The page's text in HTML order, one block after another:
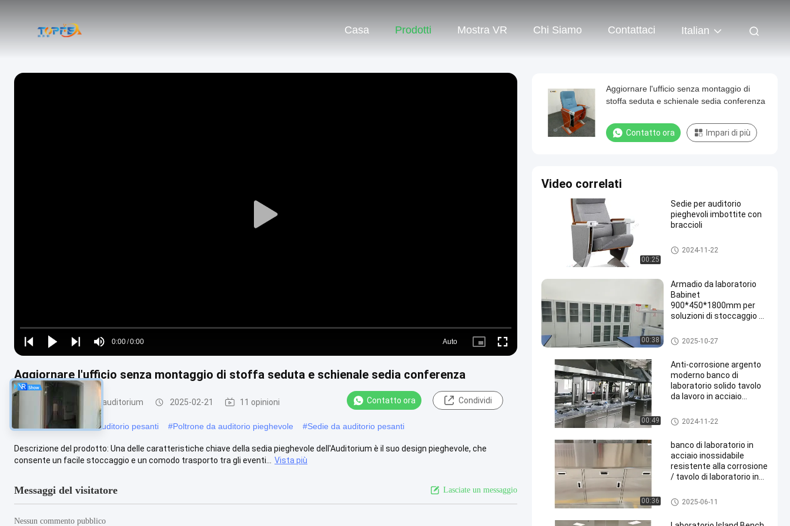
Casa Prodotti Mostra VR Chi Siamo Contattaci Italian
Play
Play
Play
Play
Mute
Time
0:00/0:00
Loaded:
0%
Auto
Picture- Fullscreen
Aggiornare l'ufficio senza montaggio di stoffa seduta e schienale sedia conferenza
Sedie pieghevoli per auditorium 2025-02-21 11 opinioni Contatto ora Condividi
Sedie pieghevoli per auditorio pesanti #Poltrone da auditorio pieghevole #Sedie da auditorio pesanti
Descrizione del prodotto: Una delle caratteristiche chiave della sedia pieghevole dell'Auditorium è il suo design pieghevole, che
consente un facile stoccaggio e un comodo trasporto tra gli eventi...
Vista più
Messaggi del visitatore Lasciate un messaggio
Nessun commento pubblico
Aggiornare l'ufficio senza montaggio di
stoffa seduta e schienale sedia conferenza
Contatto ora Impari di più
Video correlati
00:25
Sedie per auditorio
pieghevoli imbottite con
braccioli
Sedie pieghevoli per auditoriu
m
2024-11-22
00:38
Armadio da laboratorio
Babinet
900*450*1800mm per
soluzioni di stoccaggio e
Acid Storage Cabinet
2025-10-27
00:49
Anti-corrosione argento
moderno banco di
laboratorio solido tavolo
da lavoro in acciaio
Stainless Steel Lab Bench
2024-11-22
00:36
banco di laboratorio in
acciaio inossidabile
resistente alla corrosione
/ tavolo di laboratorio in
Stainless Steel Lab Bench
2025-06-11